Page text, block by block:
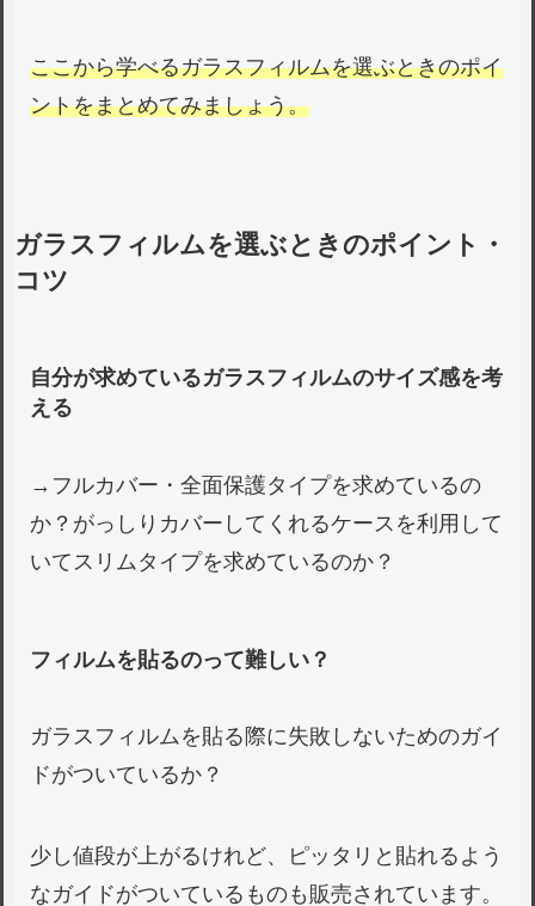
ここから学べるガラスフィルムを選ぶときのポイ
ントをまとめてみましょう。
ガラスフィルムを選ぶときのポイント・
コツ
自分が求めているガラスフィルムのサイズ感を考
える
→フルカバー・全面保護タイプを求めているの
か？がっしりカバーしてくれるケースを利用して
いてスリムタイプを求めているのか？
フィルムを貼るのって難しい？
ガラスフィルムを貼る際に失敗しないためのガイ
ドがついているか？
少し値段が上がるけれど、ピッタリと貼れるよう
なガイドがついているものも販売されています。